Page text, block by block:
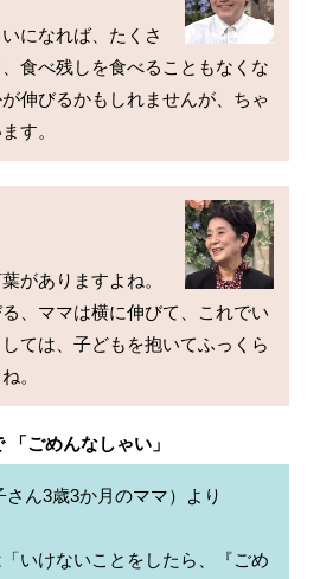
になれば、たくさ
食べ残しを食べることもなくな
伸びるかもしれませんが、ちゃ
がありますよね。
、ママは横に伸びて、これでい
ては、子どもを抱いてふっくら
ごめんなしゃい」
ん3歳3か月のママ）より
いけないことをしたら、『ごめ